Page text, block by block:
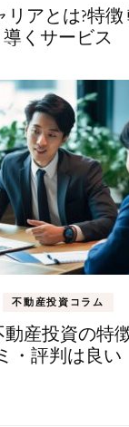
アとは?特
導くサービス
不動産投資コラム
産投資の特
ミ・評判は良い